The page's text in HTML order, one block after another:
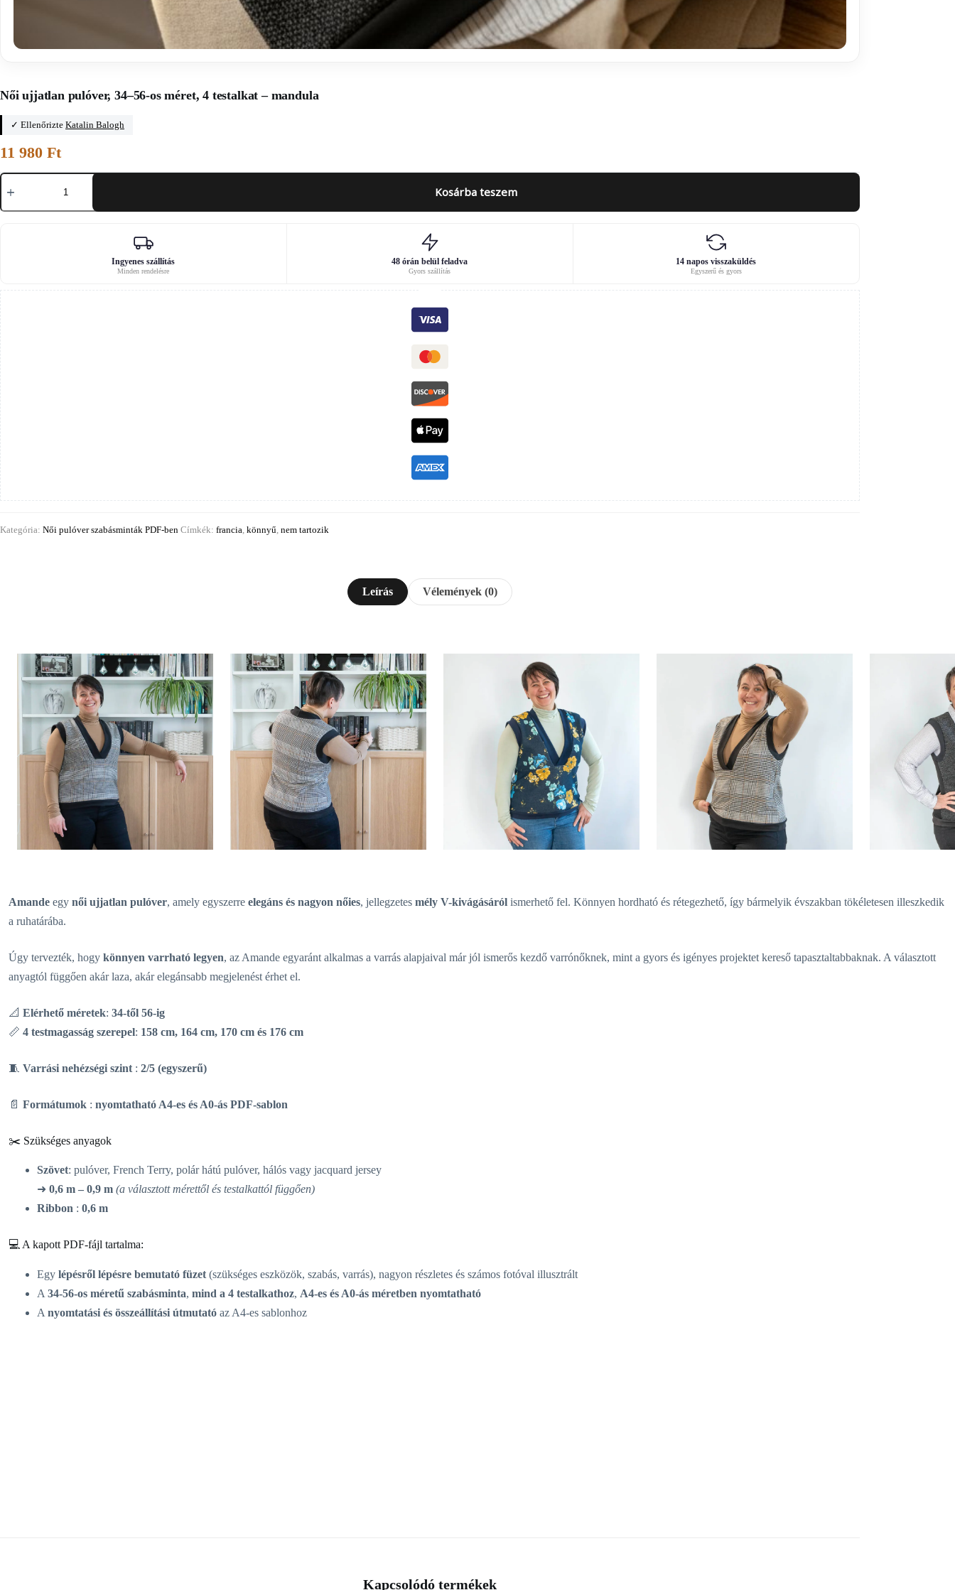
Női ujjatlan pulóver, 34–56-os méret, 4 testalkat – mandula
✓ Ellenőrizte Katalin Balogh
11 980 Ft
Női
ujjatlan
34–
mandula
mennyiség
Kosárba teszem
Ingyenes szállítás
Minden rendelésre
48 órán belül feladva
Gyors szállítás
14 napos visszaküldés
Egyszerű és gyors
Kategória: Női pulóver szabásminták PDF-ben Címkék: francia könnyű nem tartozik
Leírás Vélemények (0)
Amande egy női ujjatlan pulóver, amely egyszerre elegáns és nagyon nőies, jellegzetes mély V-kivágásáról ismerhető fel. Könnyen hordható és rétegezhető, így bármelyik évszakban tökéletesen illeszkedik
a ruhatárába.
Úgy tervezték, hogy könnyen varrható legyen, az Amande egyaránt alkalmas a varrás alapjaival már jól ismerős kezdő varrónőknek, mint a gyors és igényes projektet kereső tapasztaltabbaknak. A választott
anyagtól függően akár laza, akár elegánsabb megjelenést érhet el.
📐 Elérhető méretek: 34-től 56-ig
📏 4 testmagasság szerepel: 158 cm, 164 cm, 170 cm és 176 cm
🧵 Varrási nehézségi szint : 2/5 (egyszerű)
📄 Formátumok : nyomtatható A4-es és A0-ás PDF-sablon
✂️ Szükséges anyagok
Szövet: pulóver, French Terry, polár hátú pulóver, hálós vagy jacquard jersey
➜ 0,6 m – 0,9 m (a választott mérettől és testalkattól függően)
Ribbon : 0,6 m
💻 A kapott PDF-fájl tartalma:
Egy lépésről lépésre bemutató füzet (szükséges eszközök, szabás, varrás), nagyon részletes és számos fotóval illusztrált
A 34-56-os méretű szabásminta, mind a 4 testalkathoz, A4-es és A0-ás méretben nyomtatható
A nyomtatási és összeállítási útmutató az A4-es sablonhoz
Kapcsolódó termékek